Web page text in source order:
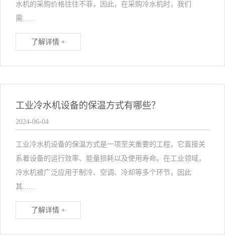
水机的采购价格往往不菲，因此，在采购冷水机时，我们
需......
了解详情 +
工业冷水机设备的保温方式有哪些？
2024-06-04
工业冷水机设备的保温方式是一项至关重要的工程，它直接关
系着设备的运行效率、能量损耗以及使用寿命。在工业领域，
冷水机被广泛应用于制冷、空调、冷却等多个环节，因此
其......
了解详情 +